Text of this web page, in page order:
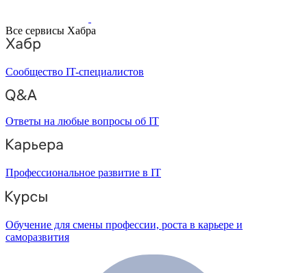
Все сервисы Хабра
Сообщество IT-специалистов
Ответы на любые вопросы об IT
Профессиональное развитие в IT
Обучение для смены профессии, роста в карьере и
саморазвития